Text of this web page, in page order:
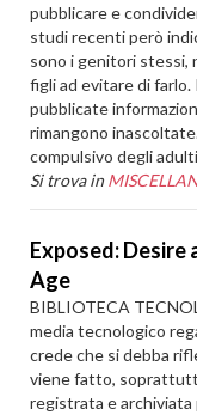
pubblicare e
studi recenti però
sono i genitori stessi,
figli ad evitare di farlo.
pubblicate
rimangono
compulsivo degli
Si trova in
Exposed: Desire
Age
BIBLIOTECA
media tecnologico
crede che si debba
viene fatto,
registrata e archiviata